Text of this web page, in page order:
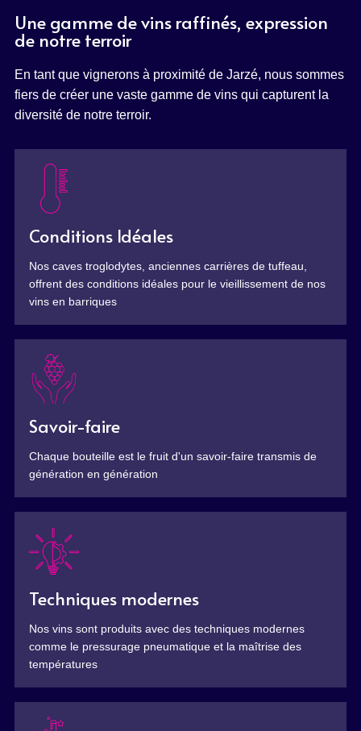
Une gamme de vins raffinés, expression
de notre terroir
En tant que vignerons à proximité de Jarzé, nous sommes
fiers de créer une vaste gamme de vins qui capturent la
diversité de notre terroir.
Conditions Idéales
Nos caves troglodytes, anciennes carrières de tuffeau,
offrent des conditions idéales pour le vieillissement de nos
vins en barriques
Savoir-faire
Chaque bouteille est le fruit d'un savoir-faire transmis de
génération en génération
Techniques modernes
Nos vins sont produits avec des techniques modernes
comme le pressurage pneumatique et la maîtrise des
températures